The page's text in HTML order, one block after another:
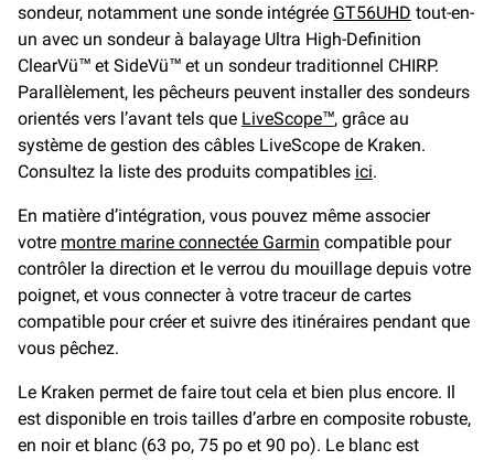
sondeur, notamment une sonde intégrée GT56UHD tout-en-
un avec un sondeur à balayage Ultra High-Definition
ClearVü™ et SideVü™ et un sondeur traditionnel CHIRP.
Parallèlement, les pêcheurs peuvent installer des sondeurs
orientés vers l’avant tels que LiveScope™, grâce au
système de gestion des câbles LiveScope de Kraken.
Consultez la liste des produits compatibles ici.
En matière d’intégration, vous pouvez même associer
votre montre marine connectée Garmin compatible pour
contrôler la direction et le verrou du mouillage depuis votre
poignet, et vous connecter à votre traceur de cartes
compatible pour créer et suivre des itinéraires pendant que
vous pêchez.
Le Kraken permet de faire tout cela et bien plus encore. Il
est disponible en trois tailles d’arbre en composite robuste,
en noir et blanc (63 po, 75 po et 90 po). Le blanc est